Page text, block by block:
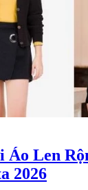
Áo Len
2026